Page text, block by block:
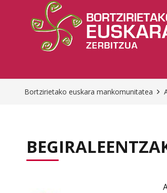
Bortzirietako euskara mankomunitatea